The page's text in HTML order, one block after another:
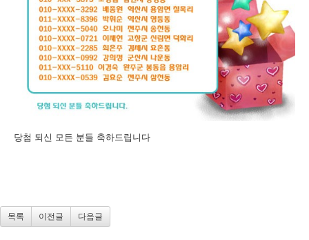
당첨 되신 모든 분들 축하드립니다
목록 이전글 다음글